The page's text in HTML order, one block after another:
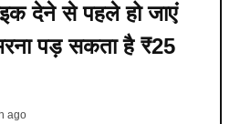
देने से पहले हो जाएं
पड़ सकता है ₹25
ago